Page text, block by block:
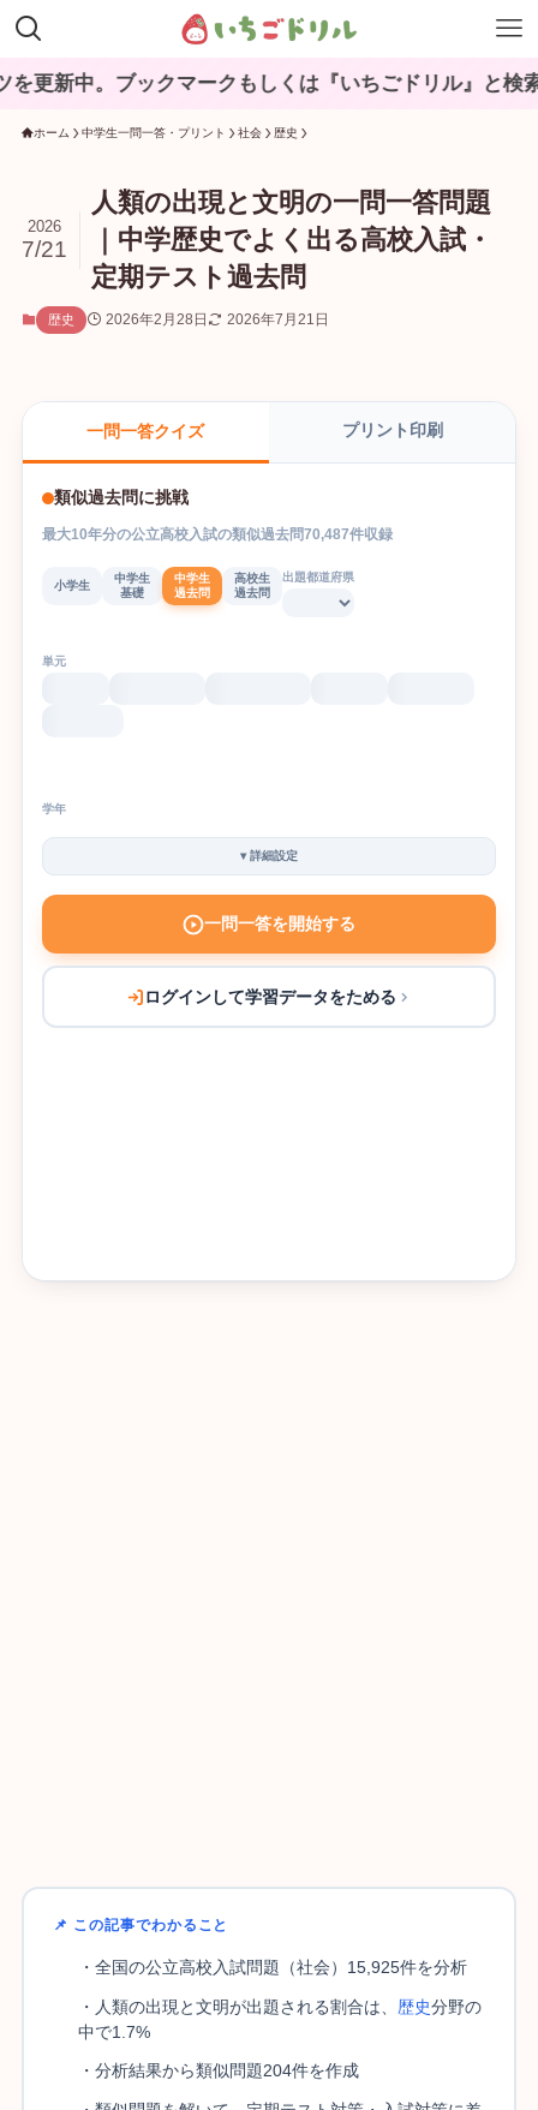
ックマークもしくは『いちごドリル』と検索してね♪
ホーム 中学生一問一答・プリント 社会 歴史
人類の出現と文明の一問一答問題
｜中学歴史でよく出る高校入試・
定期テスト過去問
2026
7/21
歴史 2026年2月28日 2026年7月21日
一問一答クイズ プリント印刷
類似過去問に挑戦
最大10年分の公立高校入試の類似過去問70,487件収録
小学生
中学生
基礎
中学生
過去問
高校生
過去問
出題都道府県
単元
学年
▾詳細設定
一問一答を開始する
ログインして学習データをためる
📌 この記事でわかること
・全国の公立高校入試問題（社会）15,925件を分析
・人類の出現と文明が出題される割合は、 歴史分野の
中で1.7%
・分析結果から類似問題204件を作成